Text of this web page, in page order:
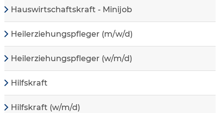
Hauswirtschaftskraft - Minijob
Heilerziehungspfleger (m/w/d)
Heilerziehungspfleger (w/m/d)
Hilfskraft
Hilfskraft (w/m/d)